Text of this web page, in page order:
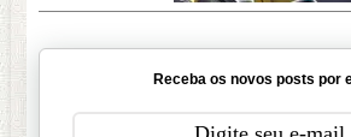
Receba os novos posts por